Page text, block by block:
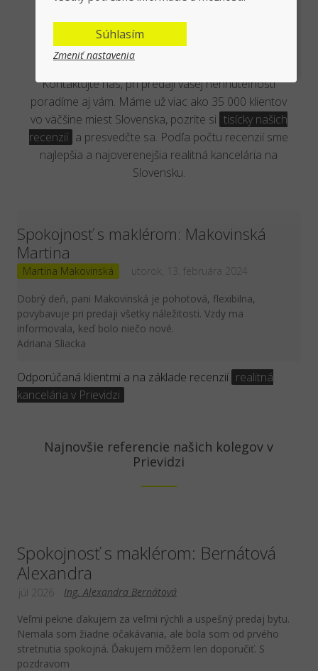
Overená kancelária reálnymi
klientmi
Kontaktujte nás, pri predaji vašej nehnuteľnosti
poradíme aj vám. Máme už viac ako 35 000 klientov
vo väčšine miest Slovenska, pozrite si tisícky našich
recenzií a presvedčte sa. Podľa počtu recenzií sme
najlepšia a najoverenejšia realitná kancelária na
Slovensku.
Spokojnosť s maklérom: Makovinská
Martina
Martina Makovinská utorok, 13. februára 2024
Dobrý deň, pani Makovinská je pohotová, flexibilna,
povybavuje pri predaji všetky náležitosti. Vzdy ma
informovala, keď bolo niečo nové.
Adriana Sliacka
Odporúčaná klientmi a na základe recenzií realitná
kancelária v Prievidzi
Najnovšie referencie našich kolegov v
Prievidzi
Spokojnosť s maklérom: Bernátová
Alexandra
Ing. Alexandra Bernátová
júl 2026
Veľmi pekne ďakujem za veľmi rýchli a uspešný predaj bytu.
Nemala som žiadne očakávania, ale bola som od prvého
stretnutia spokojná. Ďakujem môžem len doporučiť. S
pozdravom
Súhlasím
Zmeniť nastavenia